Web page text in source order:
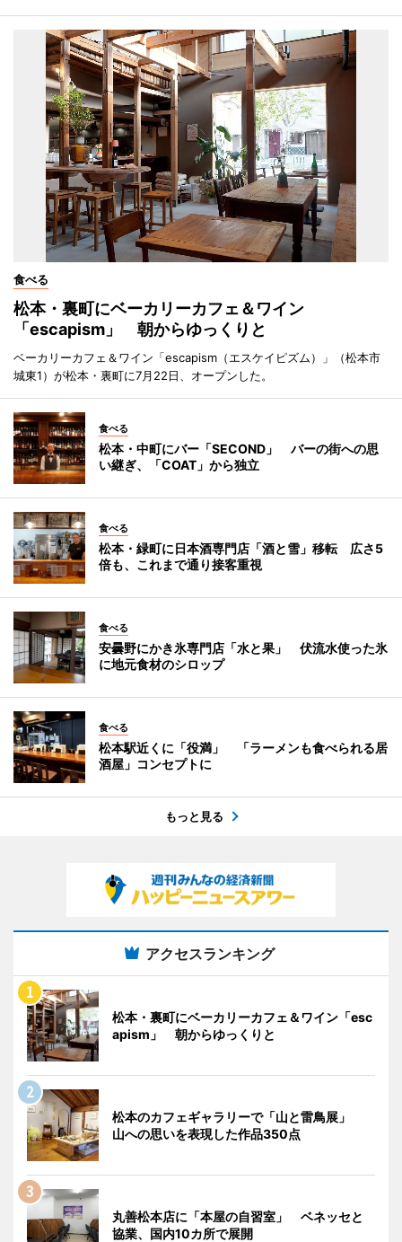
食べる
松本・裏町にベーカリーカフェ＆ワイン
「escapism」 朝からゆっくりと
ベーカリーカフェ＆ワイン「escapism（エスケイピズム）」（松本市
城東1）が松本・裏町に7月22日、オープンした。
食べる
松本・中町にバー「SECOND」 バーの街への思
い継ぎ、「COAT」から独立
食べる
松本・緑町に日本酒専門店「酒と雪」移転 広さ5
倍も、これまで通り接客重視
食べる
安曇野にかき氷専門店「水と果」 伏流水使った氷
に地元食材のシロップ
食べる
松本駅近くに「役満」 「ラーメンも食べられる居
酒屋」コンセプトに
もっと見る
アクセスランキング
松本・裏町にベーカリーカフェ＆ワイン「esc
apism」 朝からゆっくりと
松本のカフェギャラリーで「山と雷鳥展」
山への思いを表現した作品350点
丸善松本店に「本屋の自習室」 ベネッセと
協業、国内10カ所で展開